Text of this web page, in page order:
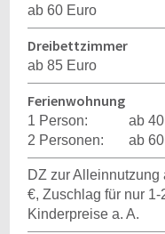
ab 60 Euro
Dreibettzimmer
ab 85 Euro
Ferienwohnung
1 Person:
ab
2 Personen:
ab
DZ zur
€, Zuschlag für nur 1-
Kinderpreise a. A.